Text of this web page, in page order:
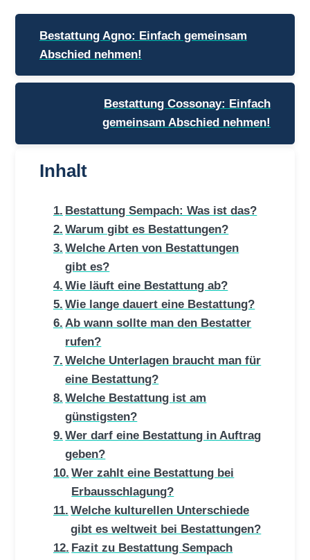
Beitragsnavigation
Bestattung Agno: Einfach gemeinsam
Abschied nehmen!
Bestattung Cossonay: Einfach
gemeinsam Abschied nehmen!
Inhalt
Bestattung Sempach: Was ist das?
Warum gibt es Bestattungen?
Welche Arten von Bestattungen
gibt es?
Wie läuft eine Bestattung ab?
Wie lange dauert eine Bestattung?
Ab wann sollte man den Bestatter
rufen?
Welche Unterlagen braucht man für
eine Bestattung?
Welche Bestattung ist am
günstigsten?
Wer darf eine Bestattung in Auftrag
geben?
Wer zahlt eine Bestattung bei
Erbausschlagung?
Welche kulturellen Unterschiede
gibt es weltweit bei Bestattungen?
Fazit zu Bestattung Sempach